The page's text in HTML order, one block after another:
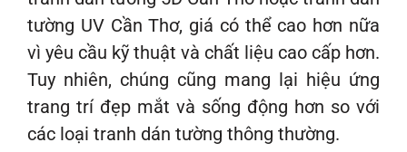
tường UV Cần Thơ, giá có thể cao hơn nữa
vì yêu cầu kỹ thuật và chất liệu cao cấp hơn.
Tuy nhiên, chúng cũng mang lại hiệu ứng
trang trí đẹp mắt và sống động hơn so với
các loại tranh dán tường thông thường.